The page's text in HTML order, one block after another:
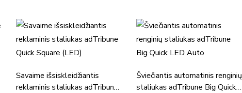
Savaime išsiskleidžiantis
reklaminis staliukas adTribune
Šviečiantis automatinis renginių
staliukas adTribune Big Quick